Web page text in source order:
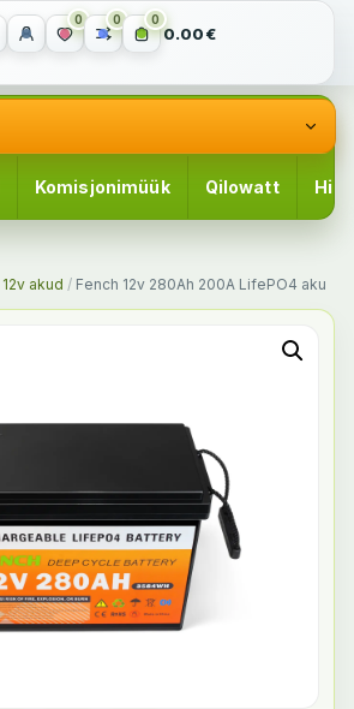
0 0 0
0.00€
Komisjonimüük Qilowatt
12v akud / Fench 12v 280Ah 200A LifePO4 aku